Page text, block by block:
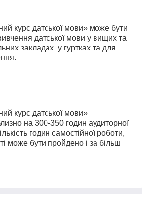
курс датської мови» може бути
датської мови у вищих та
закладах, у гуртках та для
курс датської мови»
на 300-350 годин аудиторної
годин самостійної роботи,
може бути пройдено і за більш